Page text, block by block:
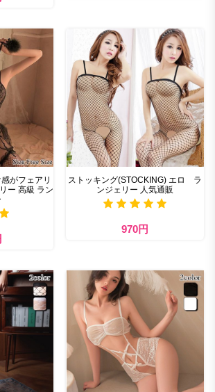
がフェアリ
ー 高級 ラン
ストッキング(STOCKING) エロ ラ
ンジェリー 人気通販
970円